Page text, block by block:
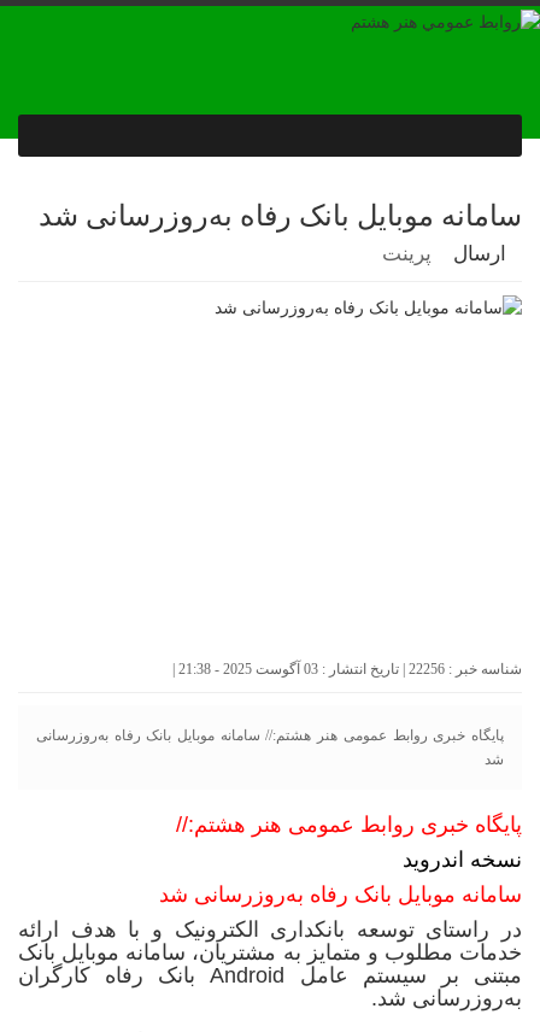
سامانه موبایل بانک رفاه به‌روزرسانی شد
ارسال پرینت
شناسه خبر : 22256 | تاریخ انتشار : 03 آگوست 2025 - 21:38 |
پایگاه خبری روابط عمومی هنر هشتم:// سامانه موبایل بانک رفاه به‌روزرسانی
شد
پایگاه خبری روابط عمومی هنر هشتم://
نسخه اندروید
سامانه موبایل بانک رفاه به‌روزرسانی شد
در راستای توسعه بانکداری الکترونیک و با هدف ارائه
خدمات مطلوب و متمایز به مشتریان، سامانه موبایل بانک
مبتنی بر سیستم عامل Android بانک رفاه کارگران
به‌روزرسانی شد.